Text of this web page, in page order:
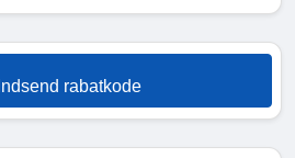
Indsend rabatkode